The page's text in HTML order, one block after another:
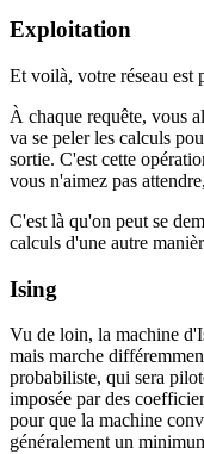
Exploitation
Et voilà, votre réseau est
À chaque requête, vous
va se peler les calculs
sortie. C'est cette
vous n'aimez pas
C'est là qu'on peut se
calculs d'une autre
Ising
Vu de loin, la machine
mais marche
probabiliste, qui sera
imposée par des
pour que la machine
généralement un